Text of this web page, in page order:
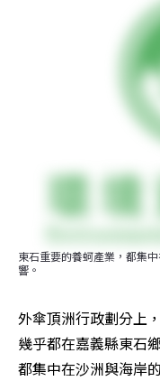
東石重要的養蚵產業，都集
響。
外傘頂洲行政劃分上
幾乎都在嘉義縣東石
都集中在沙洲與海岸